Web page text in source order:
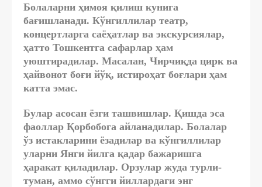
Болаларни ҳимоя қилиш кунига
бағишланади. Кўнгиллилар театр,
концертларга саёҳатлар ва экскурсиялар,
ҳатто Тошкентга сафарлар ҳам
уюштирадилар. Масалан, Чирчиқда цирк ва
ҳайвонот боғи йўқ, истироҳат боғлари ҳам
катта эмас.
Булар асосан ёзги ташвишлар. Қишда эса
фаоллар Қорбобога айланадилар. Болалар
ўз истакларини ёзадилар ва кўнгиллилар
уларни Янги йилга қадар бажаришга
ҳаракат қиладилар. Орзулар жуда турли-
туман, аммо сўнгги йиллардаги энг